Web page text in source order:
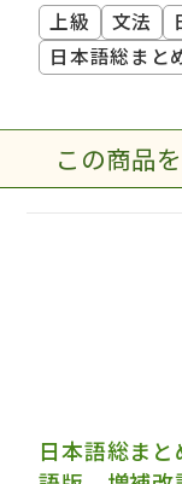
上級
文法
日本語総まと
この商品
日本語総ま